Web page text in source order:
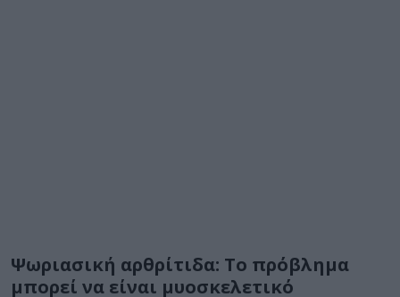
Ψωριασική αρθρίτιδα: Το πρόβλημα
μπορεί να είναι μυοσκελετικό